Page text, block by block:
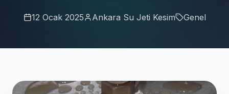
12 Ocak 2025 Ankara Su Jeti Kesim Genel